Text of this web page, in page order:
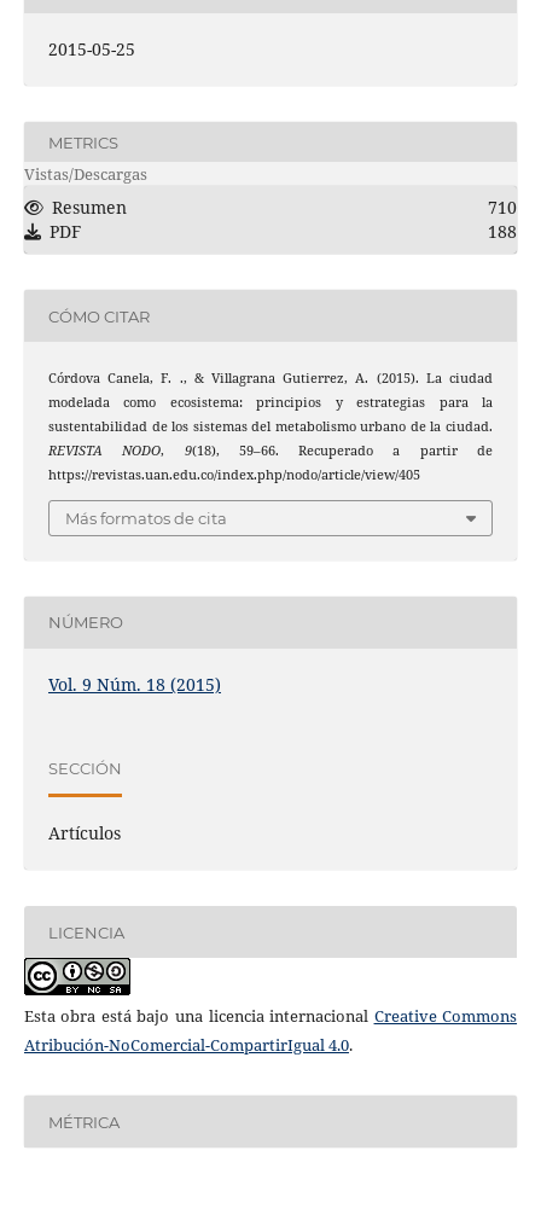
2015-05-25
METRICS
Vistas/Descargas
Resumen
710
PDF
188
CÓMO CITAR
Córdova Canela, F. ., & Villagrana Gutierrez, A. (2015). La ciudad
modelada como ecosistema: principios y estrategias para la
sustentabilidad de los sistemas del metabolismo urbano de la ciudad.
REVISTA NODO, 9(18), 59–66. Recuperado a partir de
https://revistas.uan.edu.co/index.php/nodo/article/view/405
Más formatos de cita
NÚMERO
Vol. 9 Núm. 18 (2015)
SECCIÓN
Artículos
LICENCIA
Esta obra está bajo una licencia internacional Creative Commons
Atribución-NoComercial-CompartirIgual 4.0.
MÉTRICA